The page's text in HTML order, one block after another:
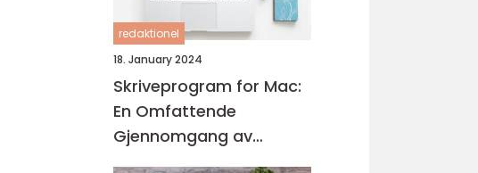
redaktionel
18. January 2024
Skriveprogram for Mac:
En Omfattende
Gjennomgang av
Produktene på